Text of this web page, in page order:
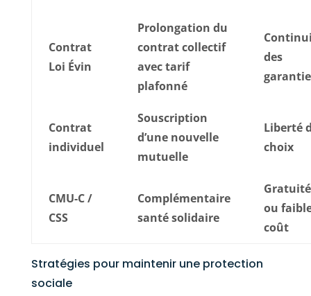
Contrat
Loi Évin
Prolongation du
contrat collectif
avec tarif
plafonné
des
Contrat
individuel
Souscription
d’une nouvelle
mutuelle
Liberté
choix
CMU-C /
CSS
Complémentaire
santé solidaire
Gratuité
ou
coût
Stratégies pour maintenir une protection
sociale